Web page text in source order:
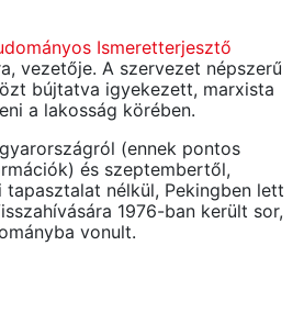
Ismeretterjesztő
vezetője. A szervezet népszerű
bújtatva igyekezett, marxista
a lakosság körében.
(ennek pontos
és szeptembertől,
tapasztalat nélkül, Pekingben lett
1976-ban került sor,
vonult.